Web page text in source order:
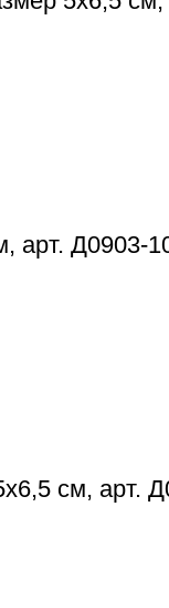
арт. Д0903-
см, арт.